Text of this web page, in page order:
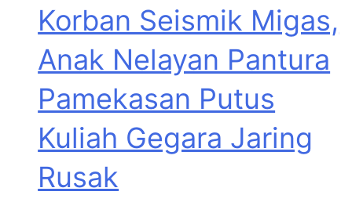
Korban Seismik Migas,
Anak Nelayan Pantura
Pamekasan Putus
Kuliah Gegara Jaring
Rusak